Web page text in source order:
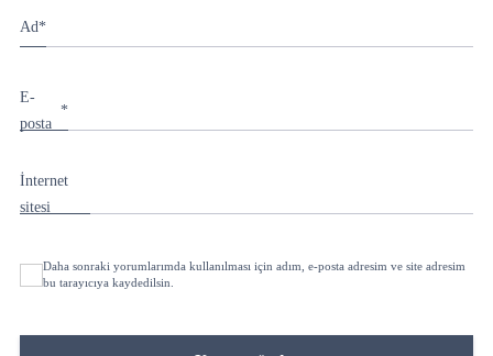
Ad*
E-
posta
*
İnternet
sitesi
Daha sonraki yorumlarımda kullanılması için adım, e-posta adresim ve site adresim
bu tarayıcıya kaydedilsin.